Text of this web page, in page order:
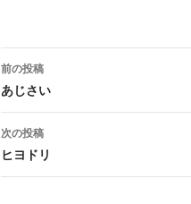
投
稿
ナ
ビ
前の投稿
あじさい
次の投稿
ヒヨドリ